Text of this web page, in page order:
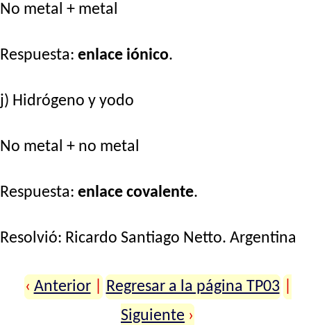
No metal + metal
Respuesta: enlace iónico.
j) Hidrógeno y yodo
No metal + no metal
Respuesta: enlace covalente.
Resolvió: Ricardo Santiago Netto. Argentina
‹ Anterior Regresar a la página TP03
Siguiente ›